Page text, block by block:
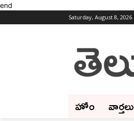
end
Saturday, August 8, 2026
హోం వార్తలు